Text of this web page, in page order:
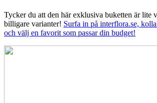
Tycker du att den här exklusiva buketten är lite
billigare varianter! Surfa in på interflora.se,
och välj en favorit som passar din budget!